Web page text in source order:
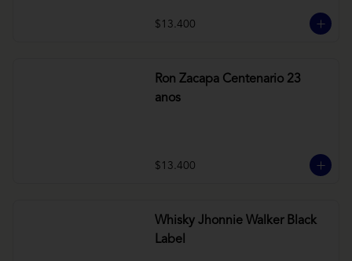
$13.400
Ron Zacapa Centenario 23
anos
$13.400
Whisky Jhonnie Walker Black
Label